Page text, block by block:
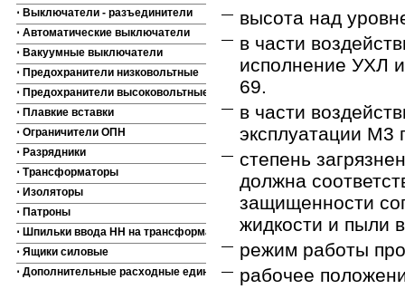
⋅ Выключатели - разъединители
⋅ Автоматические выключатели
⋅ Вакуумные выключатели
⋅ Предохранители низковольтные
⋅ Предохранители высоковольтные
⋅ Плавкие вставки
⋅ Ограничители ОПН
⋅ Разрядники
⋅ Трансформаторы
⋅ Изоляторы
⋅ Патроны
⋅ Шпильки ввода НН на трансформаторы
⋅ Ящики силовые
⋅ Дополнительные расходные единицы
высота над
в части
исполнение УХЛ
69.
в части
эксплуатации М3
степень
должна
защищенности
жидкости и пыли
режим работы
рабочее